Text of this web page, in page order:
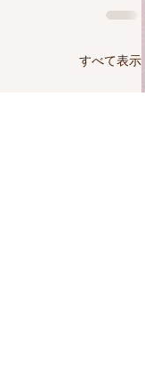
すべて表示